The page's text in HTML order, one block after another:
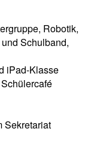
Robotik,
Schulband,
iPad-Klasse
Sekretariat